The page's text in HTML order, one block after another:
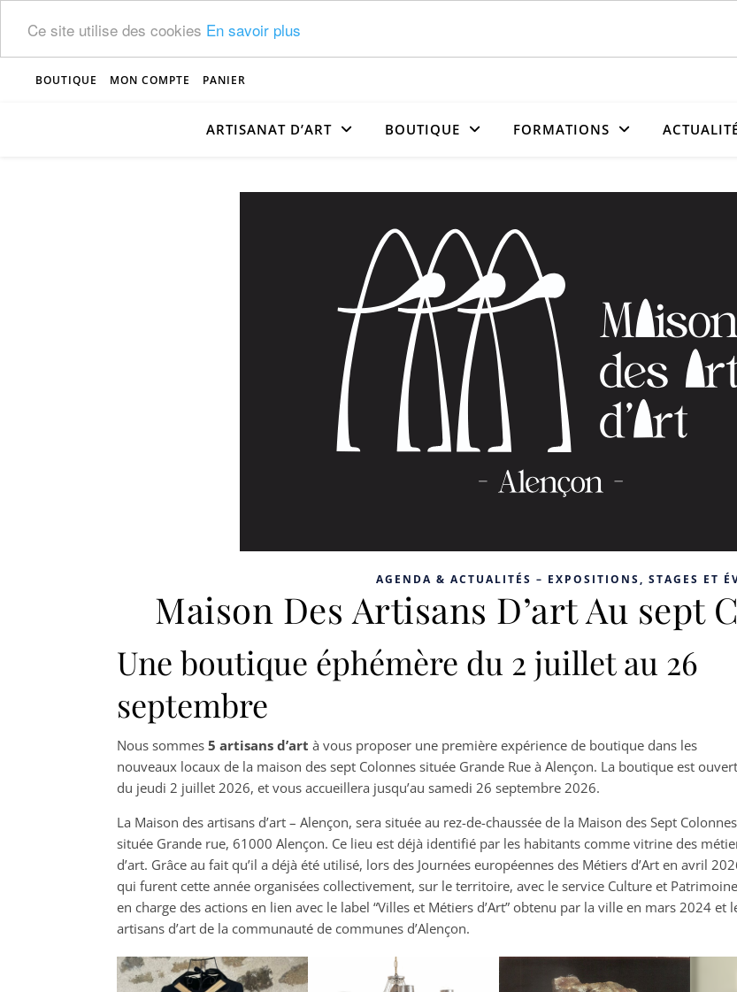
Ce site utilise des cookies En savoir plus
BOUTIQUE MON COMPTE PANIER
ARTISANAT D’ART BOUTIQUE FORMATIONS
AGENDA & ACTUALITÉS – EXPOSITIONS, STAGES ET
Maison Des Artisans D’art Au sept
Une boutique éphémère du 2 juillet au 26
septembre
Nous sommes 5 artisans d’art à vous proposer une première expérience de boutique dans les
nouveaux locaux de la maison des sept Colonnes située Grande Rue à Alençon. La boutique est
du jeudi 2 juillet 2026, et vous accueillera jusqu’au samedi 26 septembre 2026.
La Maison des artisans d’art – Alençon, sera située au rez-de-chaussée de la Maison des Sept
située Grande rue, 61000 Alençon. Ce lieu est déjà identifié par les habitants comme vitrine des
d’art. Grâce au fait qu’il a déjà été utilisé, lors des Journées européennes des Métiers d’Art en avril
qui furent cette année organisées collectivement, sur le territoire, avec le service Culture et Patrimoine
en charge des actions en lien avec le label “Villes et Métiers d’Art” obtenu par la ville en mars 2024 et
artisans d’art de la communauté de communes d’Alençon.